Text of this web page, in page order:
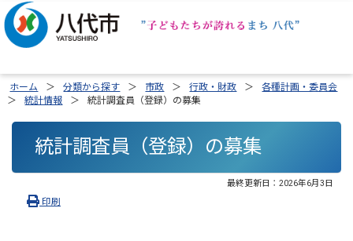
ホーム 分類から探す 市政 行政・財政
各種計画・委員会
統計情報
統計調査員（登録）の募集
統計調査員（登録）の募集
最終更新日： 2026年6月3日
印刷